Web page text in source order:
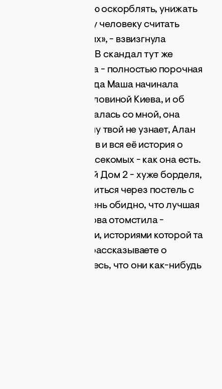
«Я не позволю оскорблять, унижать
этому человеку считать
жены, а не моих», - взвизгнула
Мельниковой. В скандал тут же
и объявил, что та - полностью порочная
сразу: «Когда Маша начинала
зажигала с половиной Киева, и об
Когда она встречалась со мной, она
говорила: слушай, ну твой не узнает, Алан
100 процентов и вся её история о
В общем, жизнь насекомых - как она есть.
ржут. Публичный Дом 2 - хуже борделя,
будь готов породниться через постель с
Оленьке очень обидно, что лучшая
в кулачок. И Бузова отомстила -
бывшей подруги, историями которой та
это я? Ах, да: а вы рассказываете о
Вы не боитесь, что они как-нибудь